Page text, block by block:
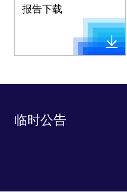
报告下载
临时公告